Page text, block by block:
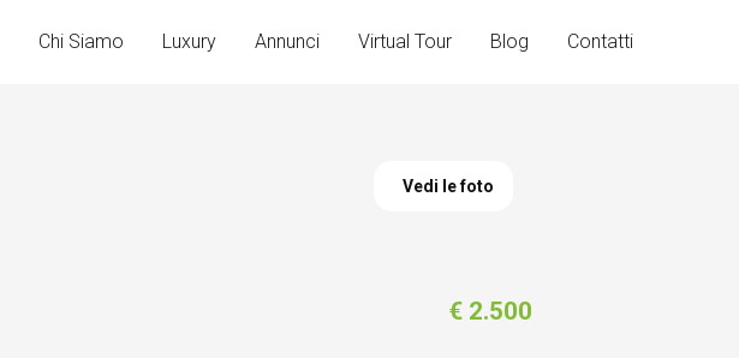
Chi Siamo Luxury Annunci Virtual Tour Blog Contatti
Vedi le foto
€ 2.500